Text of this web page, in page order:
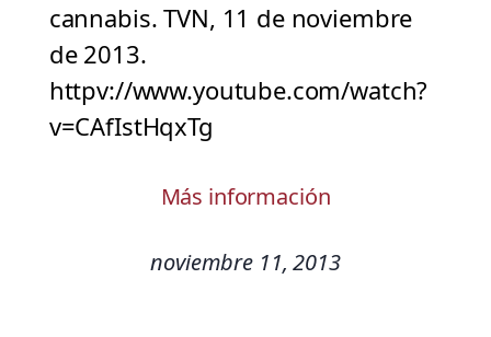
cannabis. TVN, 11 de noviembre
de 2013.
httpv://www.youtube.com/watch?
v=CAfIstHqxTg
Más información
noviembre 11, 2013